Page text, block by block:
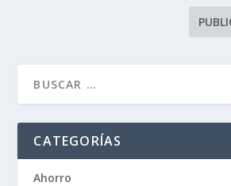
CATEGORÍAS
Ahorro